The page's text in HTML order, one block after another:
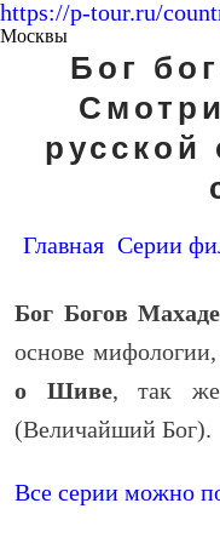
https://p-tour.ru/
Москвы
Бог
русской
Главная Серии
Бог Богов
основе
о Шиве, так же
(Величайший Бог).
Все серии можно